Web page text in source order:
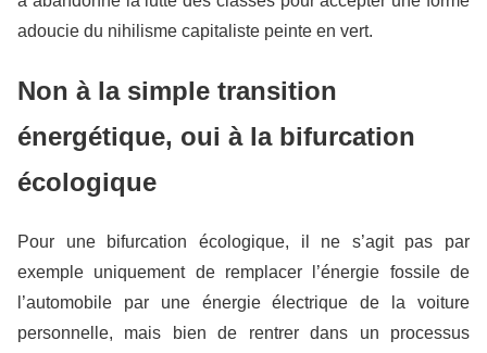
adoucie du nihilisme capitaliste peinte en vert.
Non à la simple transition
énergétique, oui à la bifurcation
écologique
Pour une bifurcation écologique, il ne s’agit pas par
exemple uniquement de remplacer l’énergie fossile de
l’automobile par une énergie électrique de la voiture
personnelle, mais bien de rentrer dans un processus